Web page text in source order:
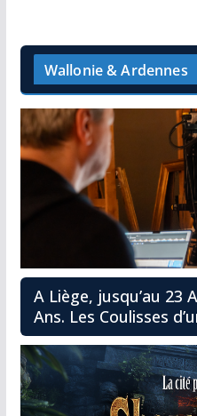
Wallonie & Ardennes
A Liège, jusqu’au 23
Ans. Les Coulisses